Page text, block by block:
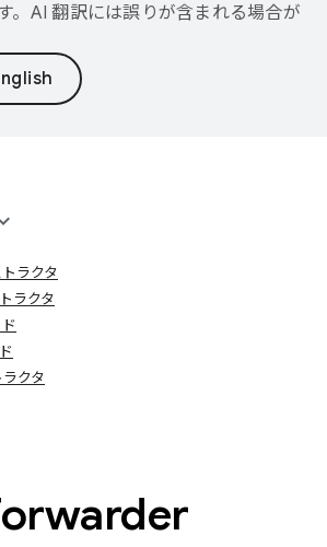
。AI 翻訳には誤りが含まれる場合が
ラクタ
ラクタ
クタ